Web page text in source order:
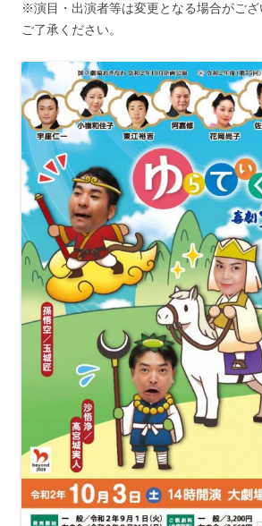
※演目・出演者等は変更となる場合がご
ご了承ください。